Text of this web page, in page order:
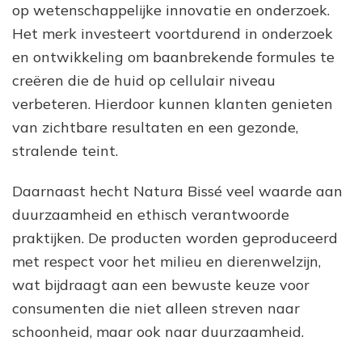
op wetenschappelijke innovatie en onderzoek.
Het merk investeert voortdurend in onderzoek
en ontwikkeling om baanbrekende formules te
creëren die de huid op cellulair niveau
verbeteren. Hierdoor kunnen klanten genieten
van zichtbare resultaten en een gezonde,
stralende teint.
Daarnaast hecht Natura Bissé veel waarde aan
duurzaamheid en ethisch verantwoorde
praktijken. De producten worden geproduceerd
met respect voor het milieu en dierenwelzijn,
wat bijdraagt aan een bewuste keuze voor
consumenten die niet alleen streven naar
schoonheid, maar ook naar duurzaamheid.